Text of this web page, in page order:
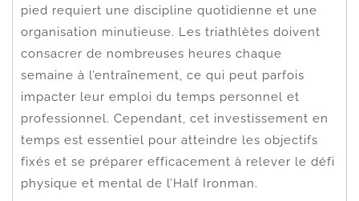
pied requiert une discipline quotidienne et une
organisation minutieuse. Les triathlètes doivent
consacrer de nombreuses heures chaque
semaine à l’entraînement, ce qui peut parfois
impacter leur emploi du temps personnel et
professionnel. Cependant, cet investissement en
temps est essentiel pour atteindre les objectifs
fixés et se préparer efficacement à relever le défi
physique et mental de l’Half Ironman.